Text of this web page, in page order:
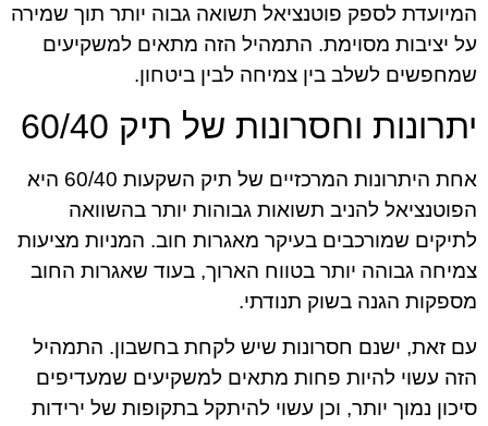
המיועדת לספק פוטנציאל תשואה גבוה יותר תוך שמירה
על יציבות מסוימת. התמהיל הזה מתאים למשקיעים
שמחפשים לשלב בין צמיחה לבין ביטחון.
יתרונות וחסרונות של תיק 60/40
אחת היתרונות המרכזיים של תיק השקעות 60/40 היא
הפוטנציאל להניב תשואות גבוהות יותר בהשוואה
לתיקים שמורכבים בעיקר מאגרות חוב. המניות מציעות
צמיחה גבוהה יותר בטווח הארוך, בעוד שאגרות החוב
מספקות הגנה בשוק תנודתי.
עם זאת, ישנם חסרונות שיש לקחת בחשבון. התמהיל
הזה עשוי להיות פחות מתאים למשקיעים שמעדיפים
סיכון נמוך יותר, וכן עשוי להיתקל בתקופות של ירידות